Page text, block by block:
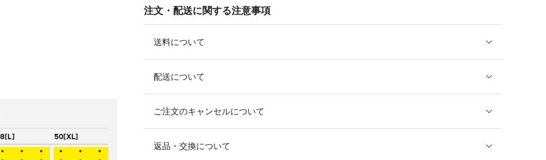
注文・配送に関する注意事項
送料について
配送について
ご注文のキャンセルについて
返品・交換について